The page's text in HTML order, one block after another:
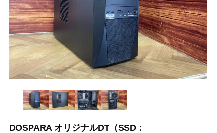
DOSPARA オリジナルDT（SSD：